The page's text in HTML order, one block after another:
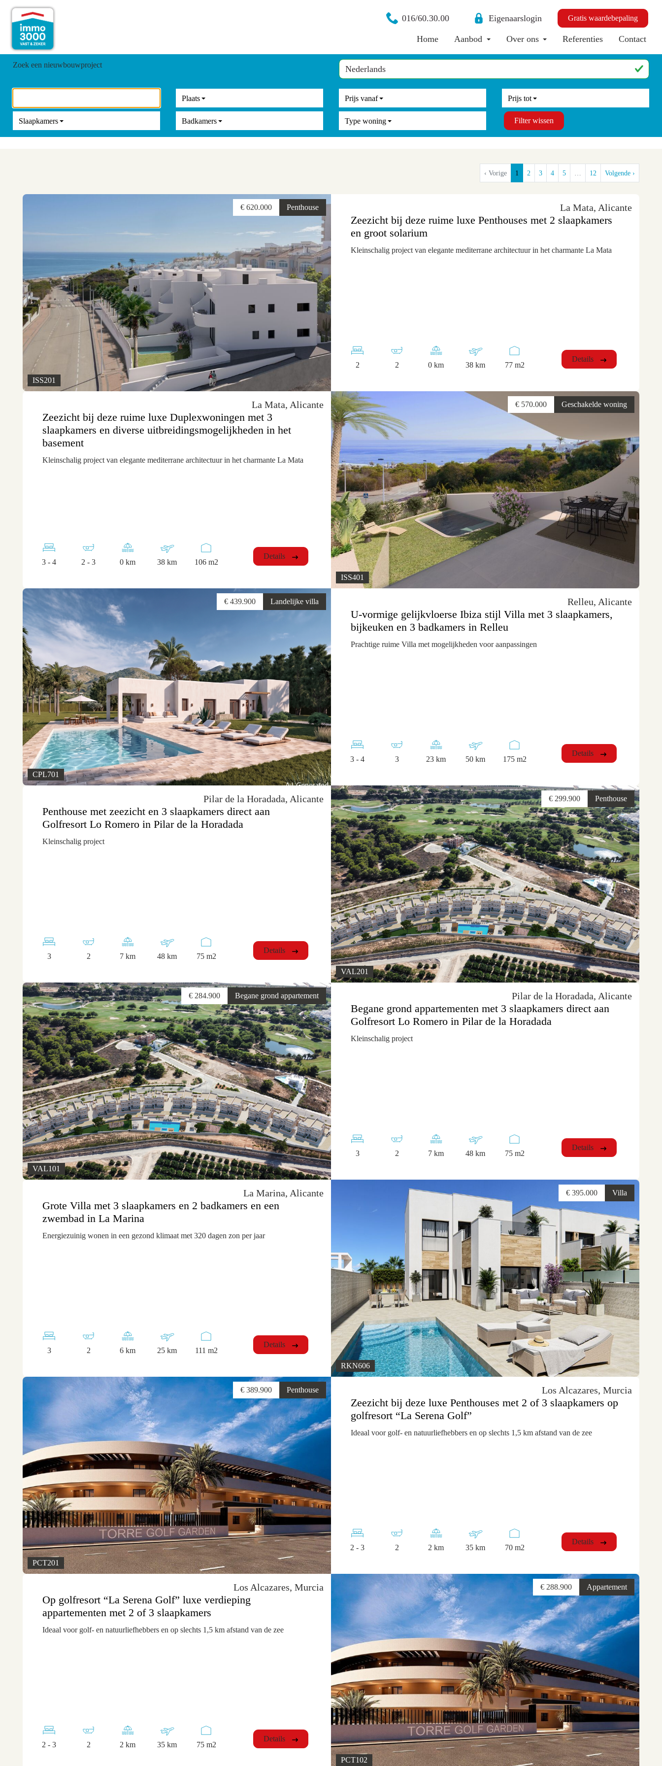
016/60.30.00 Eigenaarslogin Gratis waardebepaling
Home Aanbod Over ons Referenties Contact
Zoek een nieuwbouwproject
Slaapkamers
Plaats
Badkamers
Prijs vanaf
Type woning
Prijs tot
Filter wissen
‹ Vorige 1 2 3 4 5 … 12 Volgende ›
Penthouse
€ 620.000
ISS201
La Mata, Alicante
Zeezicht bij deze ruime luxe Penthouses met 2 slaapkamers
en groot solarium
Kleinschalig project van elegante mediterrane architectuur in het charmante La Mata
2 2 0 km 38 km 77 m2
Details
Geschakelde woning
€ 570.000
ISS401
La Mata, Alicante
Zeezicht bij deze ruime luxe Duplexwoningen met 3
slaapkamers en diverse uitbreidingsmogelijkheden in het
basement
Kleinschalig project van elegante mediterrane architectuur in het charmante La Mata
3 - 4 2 - 3 0 km 38 km 106 m2
Details
Landelijke villa
€ 439.900
CPL701
Relleu, Alicante
U-vormige gelijkvloerse Ibiza stijl Villa met 3 slaapkamers,
bijkeuken en 3 badkamers in Relleu
Prachtige ruime Villa met mogelijkheden voor aanpassingen
3 - 4 3 23 km 50 km 175 m2
Details
Penthouse
€ 299.900
VAL201
Pilar de la Horadada, Alicante
Penthouse met zeezicht en 3 slaapkamers direct aan
Golfresort Lo Romero in Pilar de la Horadada
Kleinschalig project
3 2 7 km 48 km 75 m2
Details
Begane grond appartement
€ 284.900
VAL101
Pilar de la Horadada, Alicante
Begane grond appartementen met 3 slaapkamers direct aan
Golfresort Lo Romero in Pilar de la Horadada
Kleinschalig project
3 2 7 km 48 km 75 m2
Details
Villa
€ 395.000
RKN606
La Marina, Alicante
Grote Villa met 3 slaapkamers en 2 badkamers en een
zwembad in La Marina
Energiezuinig wonen in een gezond klimaat met 320 dagen zon per jaar
3 2 6 km 25 km 111 m2
Details
Penthouse
€ 389.900
PCT201
Los Alcazares, Murcia
Zeezicht bij deze luxe Penthouses met 2 of 3 slaapkamers op
golfresort “La Serena Golf”
Ideaal voor golf- en natuurliefhebbers en op slechts 1,5 km afstand van de zee
2 - 3 2 2 km 35 km 70 m2
Details
Appartement
€ 288.900
PCT102
Los Alcazares, Murcia
Op golfresort “La Serena Golf” luxe verdieping
appartementen met 2 of 3 slaapkamers
Ideaal voor golf- en natuurliefhebbers en op slechts 1,5 km afstand van de zee
2 - 3 2 2 km 35 km 75 m2
Details